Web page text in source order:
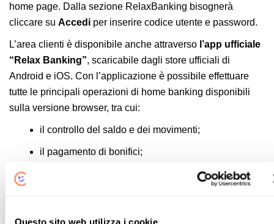
Questo sito web utilizza i cookie
home page. Dalla sezione RelaxBanking bisognerà
cliccare su Accedi per inserire codice utente e password.
L’area clienti è disponibile anche attraverso l’app ufficiale
“Relax Banking”, scaricabile dagli store ufficiali di
Android e iOS. Con l’applicazione è possibile effettuare
tutte le principali operazioni di home banking disponibili
sulla versione browser, tra cui:
il controllo del saldo e dei movimenti;
il pagamento di bonifici;
la gestione delle carte e dei titoli in proprio